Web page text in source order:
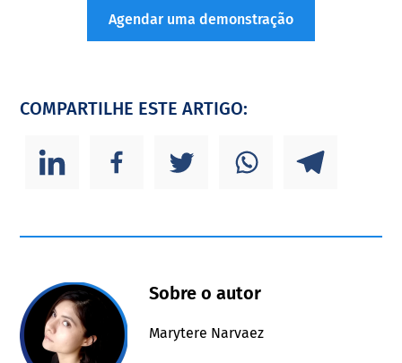
Agendar uma demonstração
COMPARTILHE ESTE ARTIGO:
Sobre o autor
Marytere Narvaez